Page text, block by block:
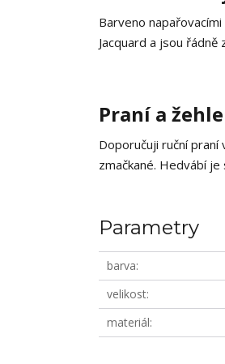
Barveno
Jacquard a jsou řádně
Praní a
Doporučuji ruční
zmačkané. Hedvábí
Parametry
barva
velikost
materiál